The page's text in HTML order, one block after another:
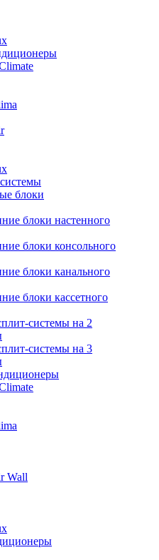
блоки
блоки настенного
блоки консольного
блоки канального
блоки кассетного
системы на 2
системы на 3
Wall